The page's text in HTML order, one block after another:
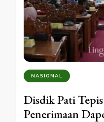
NASIONAL
Disdik Pati
Penerimaan